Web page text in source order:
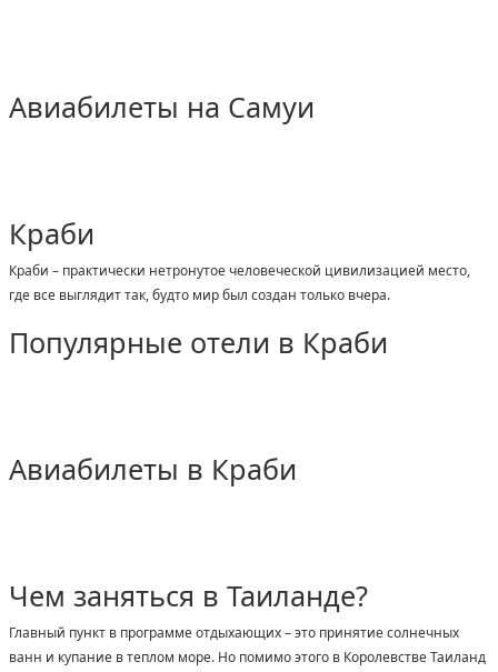
Авиабилеты на Самуи
Краби
Краби – практически нетронутое человеческой цивилизацией место,
где все выглядит так, будто мир был создан только вчера.
Популярные отели в Краби
Авиабилеты в Краби
Чем заняться в Таиланде?
Главный пункт в программе отдыхающих – это принятие солнечных
ванн и купание в теплом море. Но помимо этого в Королевстве Таиланд